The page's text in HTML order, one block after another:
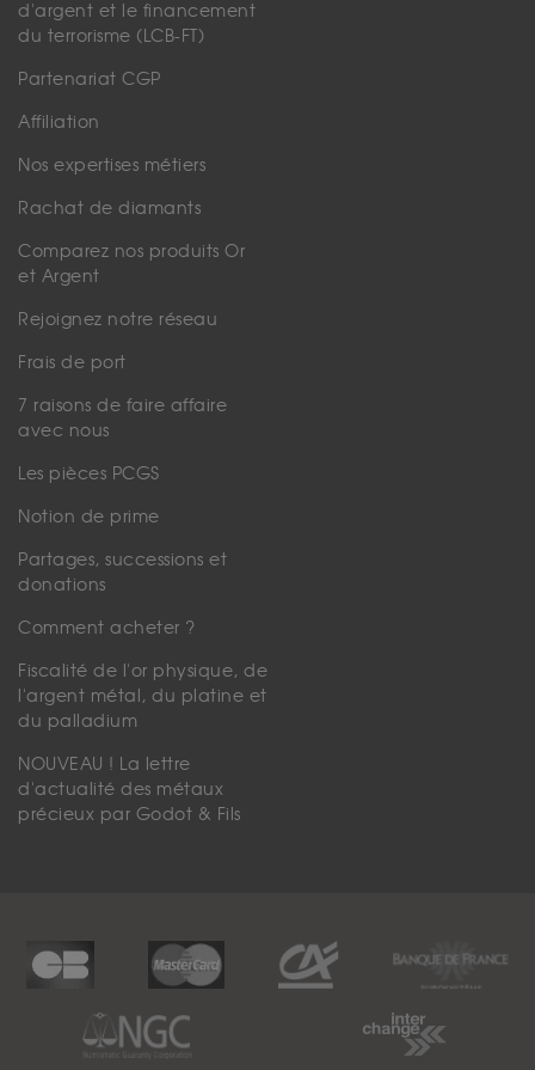
d'argent et le financement
du terrorisme (LCB-FT)
Partenariat CGP
Affiliation
Nos expertises métiers
Rachat de diamants
Comparez nos produits Or
et Argent
Rejoignez notre réseau
Frais de port
7 raisons de faire affaire
avec nous
Les pièces PCGS
Notion de prime
Partages, successions et
donations
Comment acheter ?
Fiscalité de l'or physique, de
l'argent métal, du platine et
du palladium
NOUVEAU ! La lettre
d'actualité des métaux
précieux par Godot & Fils